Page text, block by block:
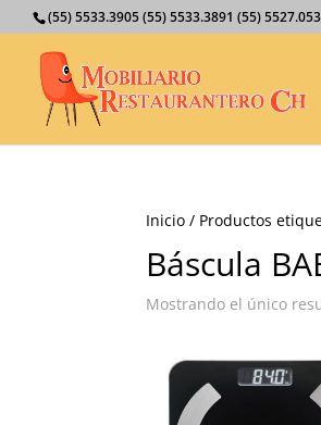
(55) 5533.3905 (55) 5533.3891 (55)
Inicio / Productos
Báscula
Mostrando el único